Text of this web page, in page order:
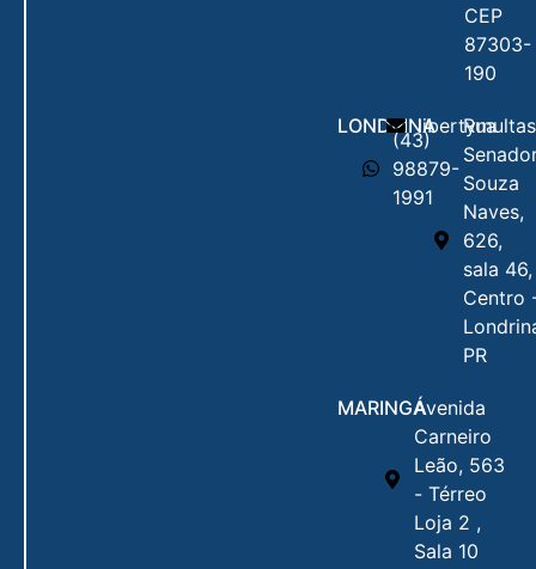
CEP
87303-
190
LONDRINA
(43)
98879-
1991
Rua
Souza
Naves,
626,
sala 46,
Centro
PR
MARINGÁAvenida
Carneiro
Leão, 563
- Térreo
Loja 2 ,
Sala 10